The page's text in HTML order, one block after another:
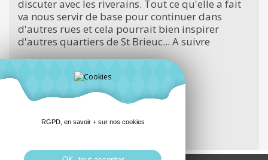
discuter avec les riverains. Tout ce qu'elle a fait
va nous servir de base pour continuer dans
d'autres rues et cela pourrait bien inspirer
d'autres quartiers de St Brieuc... A suivre
lire l'article du site de la Mairie
écouter France Bleu Armorique
RGPD, en savoir + sur nos cookies